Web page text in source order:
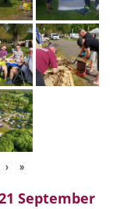
› »
September